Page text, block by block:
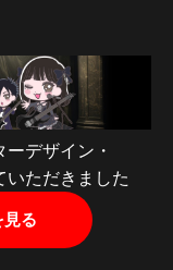
ーデザイン・
いただきました
る